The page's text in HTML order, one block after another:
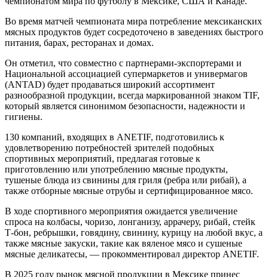
Во время матчей чемпионата мира потребление мексиканских
мясных продуктов будет сосредоточено в заведениях быстрого
питания, барах, ресторанах и домах.
Он отметил, что совместно с партнерами-экспортерами и
Национальной ассоциацией супермаркетов и универмагов
(ANTAD) будет продаваться широкий ассортимент
разнообразной продукции, всегда маркированной знаком TIF,
который является синонимом безопасности, надежности и
гигиены.
130 компаний, входящих в ANETIF, подготовились к
удовлетворению потребностей зрителей подобных
спортивных мероприятий, предлагая готовые к
приготовлению или употреблению мясные продукты,
тушеные блюда из свинины для гриля (ребра или рибай), а
также отборные мясные отрубы и сертифицированное мясо.
В ходе спортивного мероприятия ожидается увеличение
спроса на колбасы, чоризо, лонганизу, аррачеру, рибай, стейк
Т-бон, ребрышки, говядину, свинину, курицу на любой вкус, а
также мясные закуски, такие как вяленое мясо и сушеные
мясные деликатесы, — прокомментировал директор ANETIF.
В 2025 году рынок мясной продукции в Мексике принес